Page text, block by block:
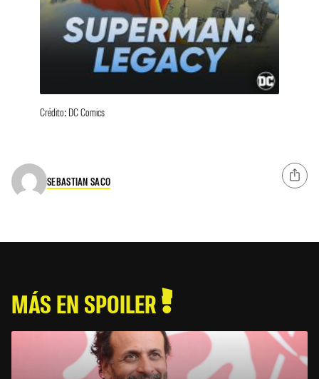
Crédito: DC Comics
SEBASTIAN SACO
MÁS EN SPOILER